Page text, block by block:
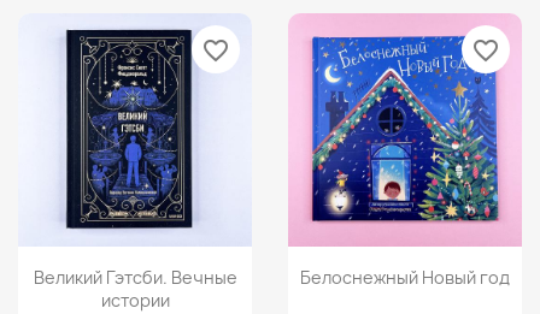
Просмотр
Великий Гэтсби. Вечные
истории
favorite_border
Просмотр
Белоснежный Новый год
favorite_border